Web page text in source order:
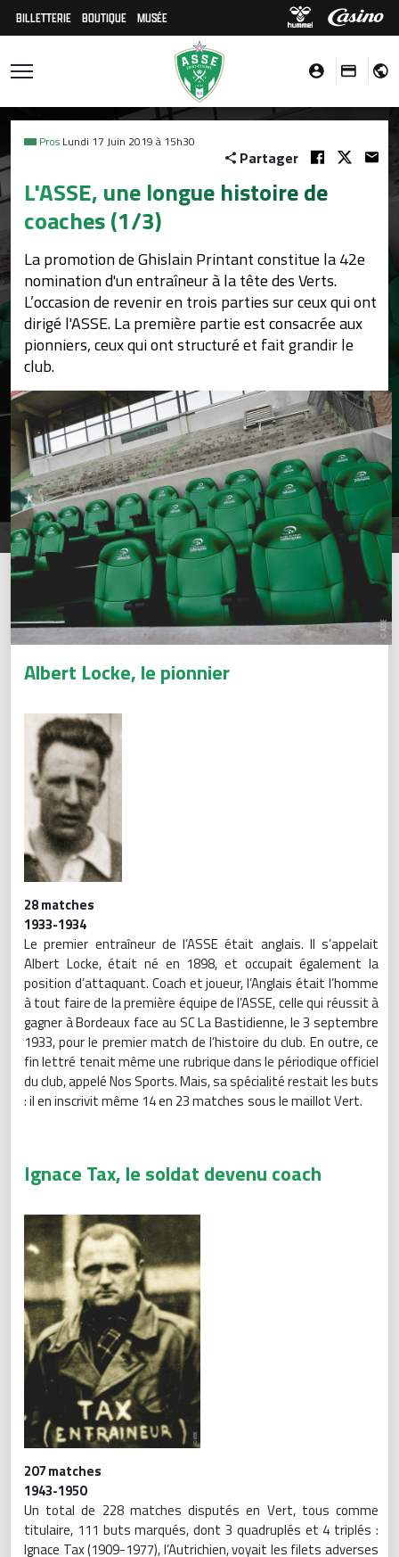
BILLETTERIE BOUTIQUE MUSÉE
Pros Lundi 17 Juin 2019 à 15h30
Partager
L'ASSE, une longue histoire de
coaches (1/3)
La promotion de Ghislain Printant constitue la 42e
nomination d'un entraîneur à la tête des Verts.
L’occasion de revenir en trois parties sur ceux qui ont
dirigé l'ASSE. La première partie est consacrée aux
pionniers, ceux qui ont structuré et fait grandir le
club.
Albert Locke, le pionnier
28 matches
1933-1934
Le premier entraîneur de l’ASSE était anglais. Il s’appelait
Albert Locke, était né en 1898, et occupait également la
position d’attaquant. Coach et joueur, l’Anglais était l’homme
à tout faire de la première équipe de l’ASSE, celle qui réussit à
gagner à Bordeaux face au SC La Bastidienne, le 3 septembre
1933, pour le premier match de l’histoire du club. En outre, ce
fin lettré tenait même une rubrique dans le périodique officiel
du club, appelé Nos Sports. Mais, sa spécialité restait les buts
: il en inscrivit même 14 en 23 matches sous le maillot Vert.
Ignace Tax, le soldat devenu coach
207 matches
1943-1950
Un total de 228 matches disputés en Vert, tous comme
titulaire, 111 buts marqués, dont 3 quadruplés et 4 triplés :
Ignace Tax (1909-1977), l’Autrichien, voyait les filets adverses